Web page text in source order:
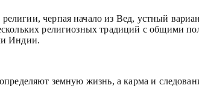
черпая начало из Вед, устный
религиозных традиций с общими
Индии.
земную жизнь, а карма и